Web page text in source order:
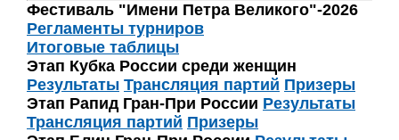
Фестиваль "Имени Петра Великого"-2026
Регламенты турниров
Итоговые таблицы
Этап Кубка России среди женщин
Результаты Трансляция партий Призеры
Этап Рапид Гран-При России Результаты
Трансляция партий Призеры